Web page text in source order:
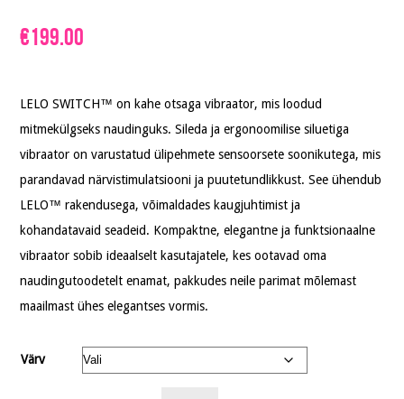
€199.00
LELO SWITCH™ on kahe otsaga vibraator, mis loodud
mitmekülgseks naudinguks. Sileda ja ergonoomilise siluetiga
vibraator on varustatud ülipehmete sensoorsete soonikutega, mis
parandavad närvistimulatsiooni ja puutetundlikkust. See ühendub
LELO™ rakendusega, võimaldades kaugjuhtimist ja
kohandatavaid seadeid. Kompaktne, elegantne ja funktsionaalne
vibraator sobib ideaalselt kasutajatele, kes ootavad oma
naudingutoodetelt enamat, pakkudes neile parimat mõlemast
maailmast ühes elegantses vormis.
Värv